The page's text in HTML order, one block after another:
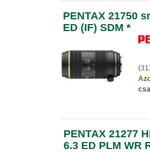
PENTAX 21750
ED (IF) SDM *
PENTAX 21277
6.3 ED PLM WR